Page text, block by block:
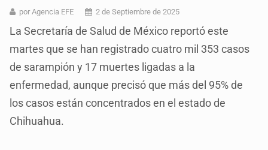
por Agencia EFE 2 de Septiembre de 2025
La Secretaría de Salud de México reportó este
martes que se han registrado cuatro mil 353 casos
de sarampión y 17 muertes ligadas a la
enfermedad, aunque precisó que más del 95% de
los casos están concentrados en el estado de
Chihuahua.